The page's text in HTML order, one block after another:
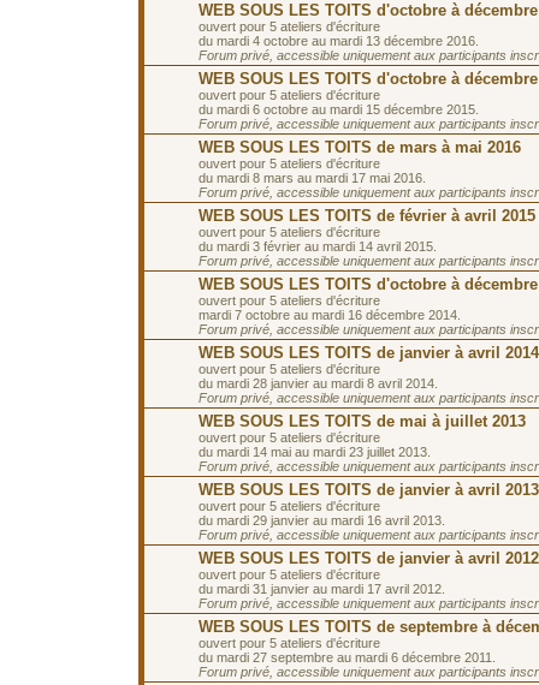
WEB SOUS LES TOITS d'octobre à décembre
ouvert pour 5 ateliers d'écriture
du mardi 4 octobre au mardi 13 décembre 2016.
Forum privé, accessible uniquement aux participants
WEB SOUS LES TOITS d'octobre à décembre
ouvert pour 5 ateliers d'écriture
du mardi 6 octobre au mardi 15 décembre 2015.
Forum privé, accessible uniquement aux participants
WEB SOUS LES TOITS de mars à mai 2016
ouvert pour 5 ateliers d'écriture
du mardi 8 mars au mardi 17 mai 2016.
Forum privé, accessible uniquement aux participants
WEB SOUS LES TOITS de février à avril 2015
ouvert pour 5 ateliers d'écriture
du mardi 3 février au mardi 14 avril 2015.
Forum privé, accessible uniquement aux participants
WEB SOUS LES TOITS d'octobre à décembre
ouvert pour 5 ateliers d'écriture
mardi 7 octobre au mardi 16 décembre 2014.
Forum privé, accessible uniquement aux participants
WEB SOUS LES TOITS de janvier à avril 2014
ouvert pour 5 ateliers d'écriture
du mardi 28 janvier au mardi 8 avril 2014.
Forum privé, accessible uniquement aux participants
WEB SOUS LES TOITS de mai à juillet 2013
ouvert pour 5 ateliers d'écriture
du mardi 14 mai au mardi 23 juillet 2013.
Forum privé, accessible uniquement aux participants
WEB SOUS LES TOITS de janvier à avril 2013
ouvert pour 5 ateliers d'écriture
du mardi 29 janvier au mardi 16 avril 2013.
Forum privé, accessible uniquement aux participants
WEB SOUS LES TOITS de janvier à avril 2012
ouvert pour 5 ateliers d'écriture
du mardi 31 janvier au mardi 17 avril 2012.
Forum privé, accessible uniquement aux participants
WEB SOUS LES TOITS de septembre à
ouvert pour 5 ateliers d'écriture
du mardi 27 septembre au mardi 6 décembre 2011.
Forum privé, accessible uniquement aux participants